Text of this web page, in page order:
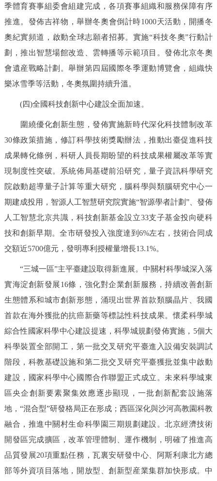
季體育賽事組委會組建完成，各項賽事組織和服務保障有序
推進。發佈吉祥物，舉辦冬奧會倒計時1000天活動，開播冬
奧紀實頻道，啟動全球志願者招募。實施“科技冬奧”行動計
劃，推出智慧場館改造、雲轉播等示範項目。發佈北京冬奧
會遺産戰略計劃。舉辦第四屆國際冬季運動博覽會，組織快
樂冰雪季等活動，冬奧氛圍持續升溫。
(四)全國科技創新中心建設全面加速。
圍繞優化創新生態，發佈實施新時代深化科技體制改革
30條政策措施，修訂科學技術獎勵辦法，推動出臺促進科技
成果轉化條例，科研人員長期盼望的科技成果權屬改革等實
現制度性突破。系統佈局基礎前沿研究，量子資訊科學研究
院啟動超導量子計算等重大研究，腦科學與類腦研究中心一
期建成投用，智源人工智慧研究院實施“智源學者計劃”、發佈
人工智慧北京共識，科技創新基金設立33支子基金投向硬科
技和創新早期。全市研發投入強度達到6%左右，技術合同成
交額近5700億元，發明專利授權量增長13.1%。
“三城一區”主平臺建設取得新進展。中關村科學城深入落
實海淀創新發展16條，強化對企業創新服務，持續改善創新
生態體系和城市創新形態，涌現出世界首款類腦晶片、我國
首款在海外獲批的抗癌新藥等標誌性科技成果。懷柔科學城
綜合性國家科學中心建設提速，科學城規劃發佈實施，5個大
科學裝置全部開工，第一批交叉研究平臺進入設備安裝調試
階段，科教基礎設施和第二批交叉研究平臺獲批並集中啟動
建設，國家科學中心國際合作聯盟正式成立。未來科學城東
區央企創新要素聚集效應逐步顯現，一批創新配套設施落
地，“混合型”研發格局正在形成；西區深化與沙河高教園科教
融合，推進中關村生命科學園三期規劃建設。北京經濟技術
開發區完成擴區，改革管理體制、運作機制，明確了推進高
品質發展20項重點任務，瓦裏安研發中心、阿斯利康北方總
部等外資項目落地，開放型、創新型産業集群加快形成。中